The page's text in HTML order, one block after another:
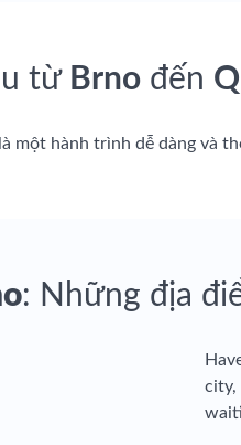
từ Brnođến
là một hành trình dễ dàng và
: Những địa
city,